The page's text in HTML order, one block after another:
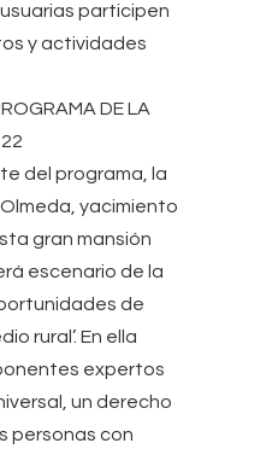
participen
y actividades
DE LA
del programa, la
yacimiento
gran mansión
escenario de la
de
rural’. En ella
expertos
un derecho
personas con